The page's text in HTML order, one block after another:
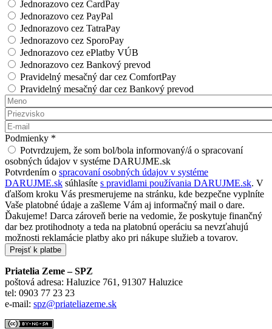
Jednorazovo cez CardPay
Jednorazovo cez PayPal
Jednorazovo cez TatraPay
Jednorazovo cez SporoPay
Jednorazovo cez ePlatby VÚB
Jednorazovo cez Bankový prevod
Pravidelný mesačný dar cez ComfortPay
Pravidelný mesačný dar cez Bankový prevod
Meno
Priezvisko
E-mail
Podmienky *
Potvrdzujem, že som bol/bola informovaný/á o spracovaní
osobných údajov v systéme DARUJME.sk
Potvrdením o spracovaní osobných údajov v systéme
DARUJME.sk súhlasíte s pravidlami používania DARUJME.sk. V
ďalšom kroku Vás presmerujeme na stránku, kde bezpečne vyplníte
Vaše platobné údaje a zašleme Vám aj informačný mail o dare.
Ďakujeme! Darca zároveň berie na vedomie, že poskytuje finančný
dar bez protihodnoty a teda na platobnú operáciu sa nevzťahujú
možnosti reklamácie platby ako pri nákupe služieb a tovarov.
Priatelia Zeme – SPZ
poštová adresa: Haluzice 761, 91307 Haluzice
tel: 0903 77 23 23
e-mail: spz@priateliazeme.sk